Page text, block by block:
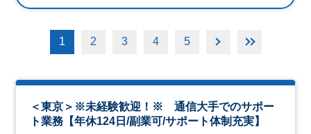
1 2 3 4 5
＜東京＞※未経験歓迎！※ 通信大手でのサポー
ト業務【年休124日/副業可/サポート体制充実】